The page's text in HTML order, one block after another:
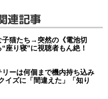
連記事
子猫たち→突然の《電池切
り寝”に視聴者もん絶！
リーは何個まで機内持ち込み
ズに「間違えた」「知り